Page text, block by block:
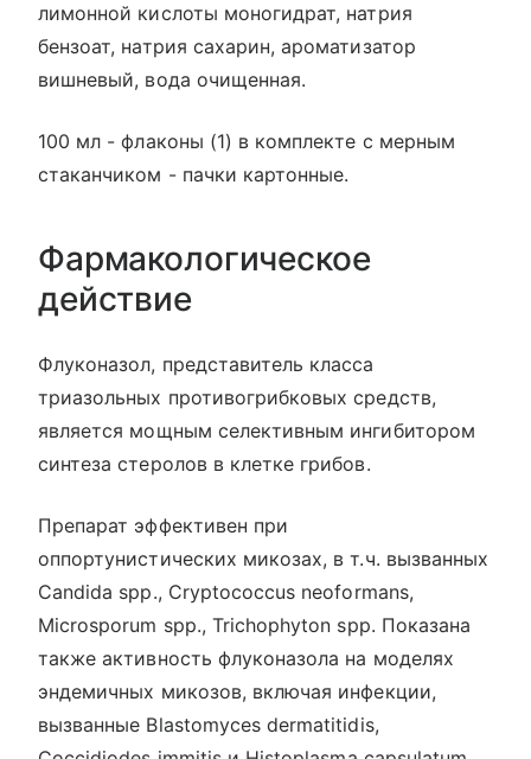
лимонной кислоты моногидрат, натрия
бензоат, натрия сахарин, ароматизатор
вишневый, вода очищенная.
100 мл - флаконы (1) в комплекте с мерным
стаканчиком - пачки картонные.
Фармакологическое
действие
Флуконазол, представитель класса
триазольных противогрибковых средств,
является мощным селективным ингибитором
синтеза стеролов в клетке грибов.
Препарат эффективен при
оппортунистических микозах, в т.ч. вызванных
Candida spp., Cryptococcus neoformans,
Microsporum spp., Trichophyton spp. Показана
также активность флуконазола на моделях
эндемичных микозов, включая инфекции,
вызванные Blastomyces dermatitidis,